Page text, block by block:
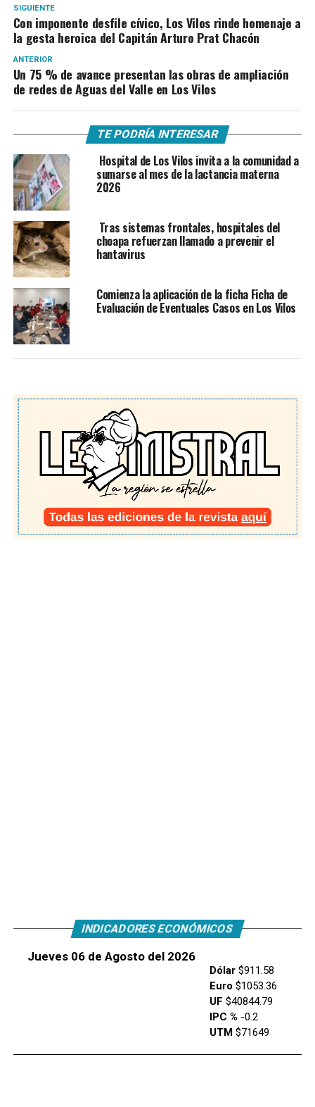
SIGUIENTE
Con imponente desfile cívico, Los Vilos rinde homenaje a
la gesta heroica del Capitán Arturo Prat Chacón
ANTERIOR
Un 75 % de avance presentan las obras de ampliación
de redes de Aguas del Valle en Los Vilos
TE PODRÍA INTERESAR
Hospital de Los Vilos invita a la comunidad a
sumarse al mes de la lactancia materna
2026
Tras sistemas frontales, hospitales del
choapa refuerzan llamado a prevenir el
hantavirus
Comienza la aplicación de la ficha Ficha de
Evaluación de Eventuales Casos en Los Vilos
INDICADORES ECONÓMICOS
Jueves 06 de Agosto del 2026
Dólar$911.58
Euro $1053.36
UF $40844.79
IPC % -0.2
UTM $71649